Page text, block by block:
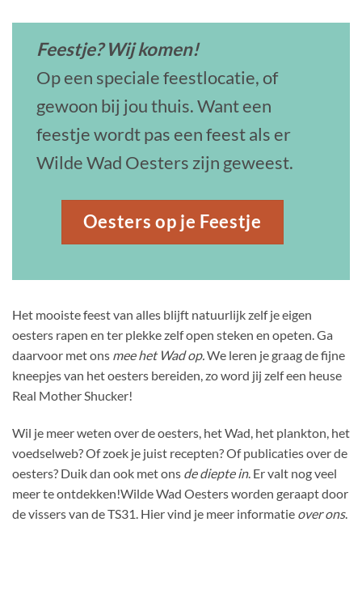
Feestje? Wij komen!
Op een speciale feestlocatie, of
gewoon bij jou thuis. Want een
feestje wordt pas een feest als er
Wilde Wad Oesters zijn geweest.
Oesters op je Feestje
Het mooiste feest van alles blijft natuurlijk zelf je eigen
oesters rapen en ter plekke zelf open steken en opeten. Ga
daarvoor met ons mee het Wad op.We leren je graag de fijne
kneepjes van het oesters bereiden, zo word jij zelf een heuse
Real Mother Shucker!
Wil je meer weten over de oesters, het Wad, het plankton, het
voedselweb? Of zoek je juist recepten? Of publicaties over de
oesters? Duik dan ook met ons de diepte in. Er valt nog veel
meer te ontdekken!Wilde Wad Oesters worden geraapt door
de vissers van de TS31. Hier vind je meer informatie over ons.